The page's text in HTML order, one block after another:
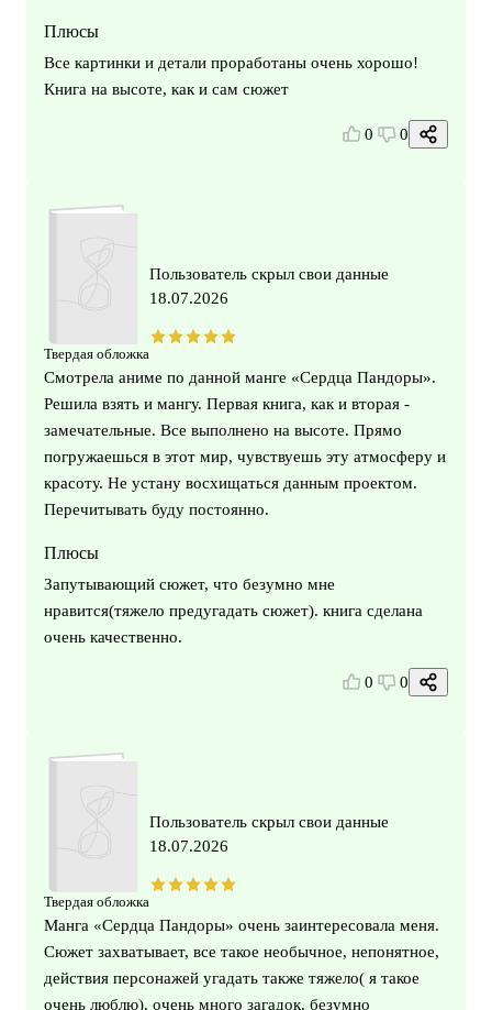
Плюсы
Все картинки и детали проработаны очень хорошо!
Книга на высоте, как и сам сюжет
0 0
Твердая обложка
Пользователь скрыл свои данные
18.07.2026
Смотрела аниме по данной манге «Сердца Пандоры».
Решила взять и мангу. Первая книга, как и вторая -
замечательные. Все выполнено на высоте. Прямо
погружаешься в этот мир, чувствуешь эту атмосферу и
красоту. Не устану восхищаться данным проектом.
Перечитывать буду постоянно.
Плюсы
Запутывающий сюжет, что безумно мне
нравится(тяжело предугадать сюжет). книга сделана
очень качественно.
0 0
Твердая обложка
Пользователь скрыл свои данные
18.07.2026
Манга «Сердца Пандоры» очень заинтересовала меня.
Сюжет захватывает, все такое необычное, непонятное,
действия персонажей угадать также тяжело( я такое
очень люблю). очень много загадок. безумно